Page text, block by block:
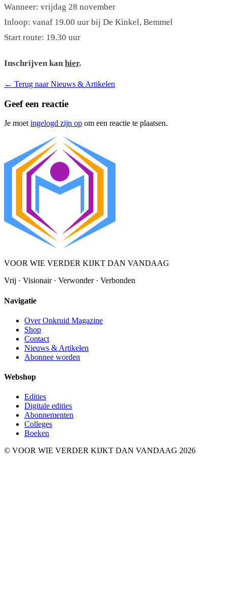
Wanneer: vrijdag 28 november
Inloop: vanaf 19.00 uur bij De Kinkel, Bemmel
Start route: 19.30 uur
Inschrijven kan hier.
← Terug naar Nieuws & Artikelen
Geef een reactie
Je moet ingelogd zijn op om een reactie te plaatsen.
VOOR WIE VERDER KIJKT DAN VANDAAG
Vrij · Visionair · Verwonder · Verbonden
Navigatie
Over Onkruid Magazine
Shop
Contact
Nieuws & Artikelen
Abonnee worden
Webshop
Edities
Digitale edities
Abonnementen
Colleges
Boeken
© VOOR WIE VERDER KIJKT DAN VANDAAG 2026